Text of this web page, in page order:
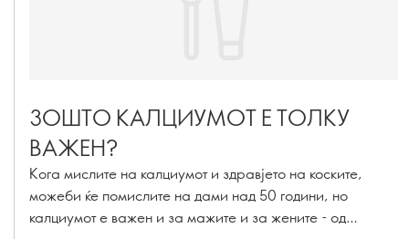
ЗОШТО КАЛЦИУМОТ Е ТОЛКУ
ВАЖЕН?
Кога мислите на калциумот и здравјето на коските,
можеби ќе помислите на дами над 50 години, но
калциумот е важен и за мажите и за жените - од